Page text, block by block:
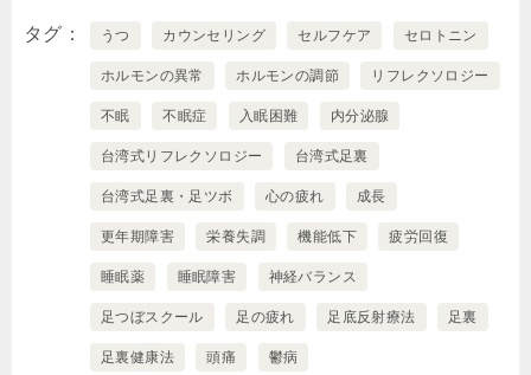
タグ うつ カウンセリング セルフケア セロトニン
ホルモンの異常 ホルモンの調節 リフレクソロジー
不眠 不眠症 入眠困難 内分泌腺
台湾式リフレクソロジー 台湾式足裏
台湾式足裏・足ツボ 心の疲れ 成長
更年期障害 栄養失調 機能低下 疲労回復
睡眠薬 睡眠障害 神経バランス
足つぼスクール 足の疲れ 足底反射療法 足裏
足裏健康法 頭痛 鬱病